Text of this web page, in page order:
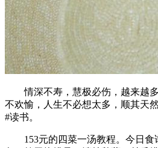
情深不寿，慧极必伤，越来越多
不欢愉，人生不必想太多，顺其天
#读书。
153元的四菜一汤教程。今日食